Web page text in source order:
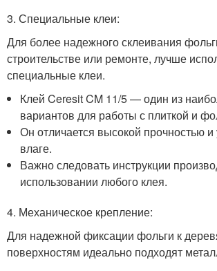
3. Специальные клеи:
Для более надежного склеивания
строительстве или ремонте, лучше
специальные клеи. ️
Клей Ceresit CM 11/5 — один из
вариантов для работы с плиткой и
Он отличается высокой прочностью и
влаге.
Важно следовать инструкции
использовании любого клея.
4. Механическое крепление:
Для надежной фиксации фольги к
поверхностям идеально подходят